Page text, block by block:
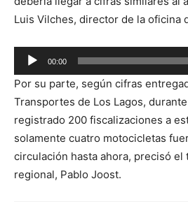
Luis Vilches, director de la oficina
Reproductor
de
audio
00:00
Por su parte, según cifras
Transportes de Los Lagos,
registrado 200 fiscalizaciones a
solamente cuatro motocicletas
circulación hasta ahora, precisó
regional, Pablo Joost.